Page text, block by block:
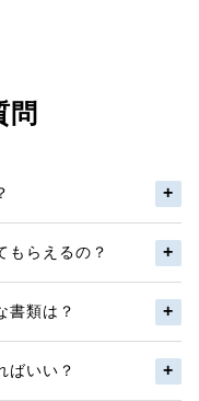
問
もらえるの？
書類は？
ばいい？